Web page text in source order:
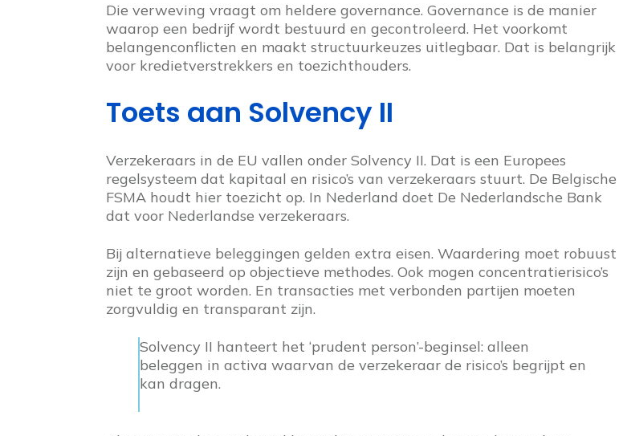
Die verweving vraagt om heldere governance. Governance is de manier
waarop een bedrijf wordt bestuurd en gecontroleerd. Het voorkomt
belangenconflicten en maakt structuurkeuzes uitlegbaar. Dat is belangrijk
voor kredietverstrekkers en toezichthouders.
Toets aan Solvency II
Verzekeraars in de EU vallen onder Solvency II. Dat is een Europees
regelsysteem dat kapitaal en risico’s van verzekeraars stuurt. De Belgische
FSMA houdt hier toezicht op. In Nederland doet De Nederlandsche Bank
dat voor Nederlandse verzekeraars.
Bij alternatieve beleggingen gelden extra eisen. Waardering moet robuust
zijn en gebaseerd op objectieve methodes. Ook mogen concentratierisico’s
niet te groot worden. En transacties met verbonden partijen moeten
zorgvuldig en transparant zijn.
Solvency II hanteert het ‘prudent person’-beginsel: alleen
beleggen in activa waarvan de verzekeraar de risico’s begrijpt en
kan dragen.